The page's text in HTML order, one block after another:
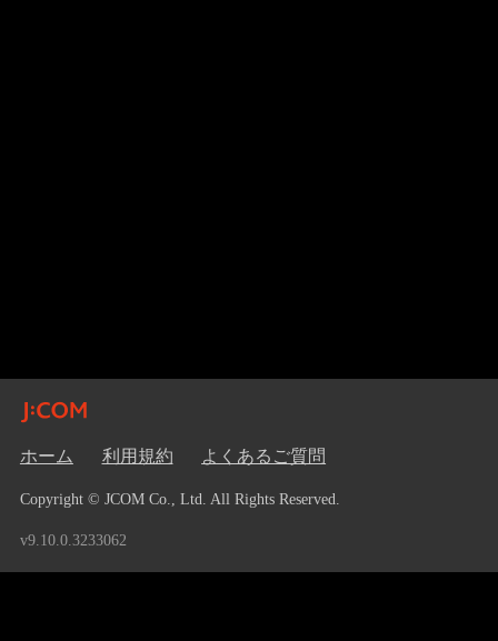
ホーム 利用規約 よくあるご質問
Copyright © JCOM Co., Ltd. All Rights Reserved.
v9.10.0.3233062